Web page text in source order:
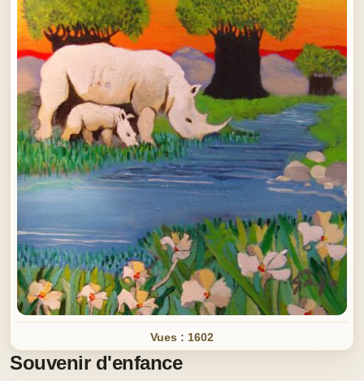
Vues : 1602
Souvenir d'enfance